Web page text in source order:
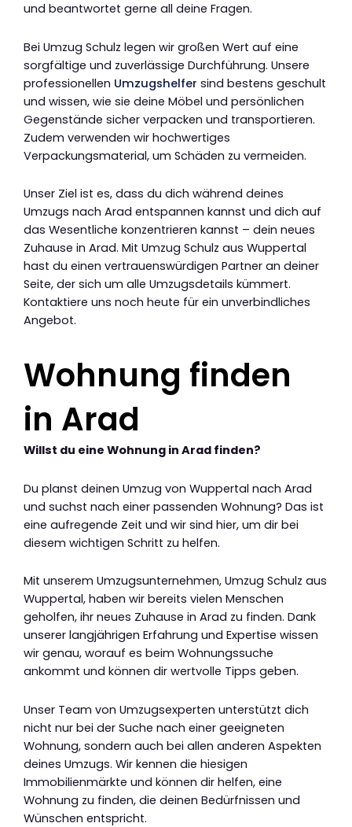
und beantwortet gerne all deine Fragen.
Bei Umzug Schulz legen wir großen Wert auf eine
sorgfältige und zuverlässige Durchführung. Unsere
professionellen Umzugshelfer sind bestens geschult
und wissen, wie sie deine Möbel und persönlichen
Gegenstände sicher verpacken und transportieren.
Zudem verwenden wir hochwertiges
Verpackungsmaterial, um Schäden zu vermeiden.
Unser Ziel ist es, dass du dich während deines
Umzugs nach Arad entspannen kannst und dich auf
das Wesentliche konzentrieren kannst – dein neues
Zuhause in Arad. Mit Umzug Schulz aus Wuppertal
hast du einen vertrauenswürdigen Partner an deiner
Seite, der sich um alle Umzugsdetails kümmert.
Kontaktiere uns noch heute für ein unverbindliches
Angebot.
Wohnung finden
in Arad
Willst du eine Wohnung in Arad finden?
Du planst deinen Umzug von Wuppertal nach Arad
und suchst nach einer passenden Wohnung? Das ist
eine aufregende Zeit und wir sind hier, um dir bei
diesem wichtigen Schritt zu helfen.
Mit unserem Umzugsunternehmen, Umzug Schulz aus
Wuppertal, haben wir bereits vielen Menschen
geholfen, ihr neues Zuhause in Arad zu finden. Dank
unserer langjährigen Erfahrung und Expertise wissen
wir genau, worauf es beim Wohnungssuche
ankommt und können dir wertvolle Tipps geben.
Unser Team von Umzugsexperten unterstützt dich
nicht nur bei der Suche nach einer geeigneten
Wohnung, sondern auch bei allen anderen Aspekten
deines Umzugs. Wir kennen die hiesigen
Immobilienmärkte und können dir helfen, eine
Wohnung zu finden, die deinen Bedürfnissen und
Wünschen entspricht.